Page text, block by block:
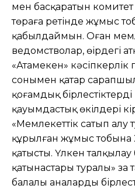
мен басқаратын комитет
төраға ретінде жұмыс
қабылдаймын. Оған
ведомстволар, өңірдегі
«Атамекен» кəсіпкерлік
сонымен қатар
қоғамдық
қауымдастық өкілдері
«Мемлекеттік сатып алу
құрылған жұмыс тобына
қатысты. Үлкен
қатынастары туралы»
балалы аналардың